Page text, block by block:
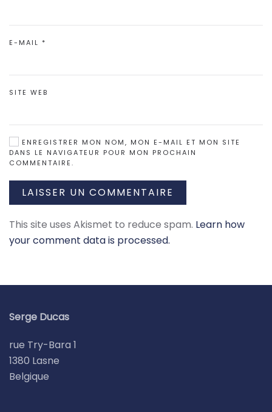
E-MAIL *
SITE WEB
ENREGISTRER MON NOM, MON E-MAIL ET MON SITE
DANS LE NAVIGATEUR POUR MON PROCHAIN
COMMENTAIRE.
LAISSER UN COMMENTAIRE
This site uses Akismet to reduce spam. Learn how
your comment data is processed.
Serge Ducas
rue Try-Bara 1
1380 Lasne
Belgique